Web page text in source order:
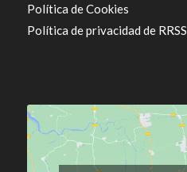
Política de Cookies
Política de privacidad de RRSS